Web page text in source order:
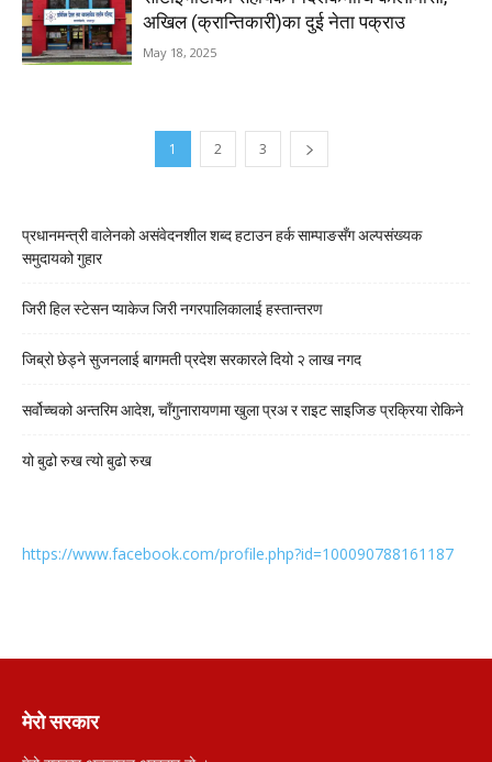
अखिल (क्रान्तिकारी)का दुई नेता पक्राउ
May 18, 2025
1 2 3
प्रधानमन्त्री वालेनको असंवेदनशील शब्द हटाउन हर्क साम्पाङसँग अल्पसंख्यक
समुदायको गुहार
जिरी हिल स्टेसन प्याकेज जिरी नगरपालिकालाई हस्तान्तरण
जिब्रो छेड्ने सुजनलाई बागमती प्रदेश सरकारले दियो २ लाख नगद
सर्वोच्चको अन्तरिम आदेश, चाँगुनारायणमा खुला प्रअ र राइट साइजिङ प्रक्रिया रोकिने
यो बुढो रुख त्यो बुढो रुख
https://www.facebook.com/profile.php?id=100090788161187
मेरो सरकार